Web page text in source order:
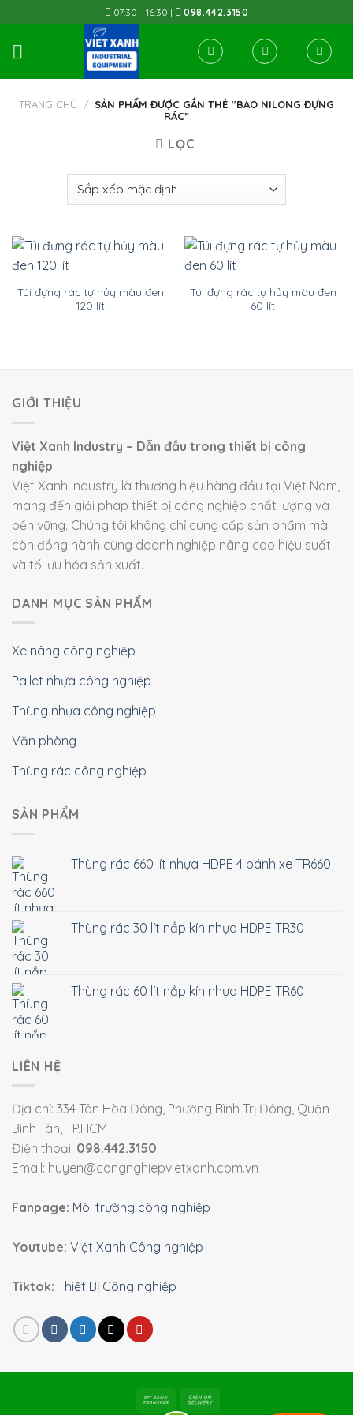
to
content
07:30 - 16:30 | 098.442.3150
TRANG CHỦ / SẢN PHẨM ĐƯỢC GẮN THẺ “BAO NILONG ĐỰNG
RÁC”
LỌC
Túi đựng rác tự hủy màu đen
120 lít
Túi đựng rác tự hủy màu đen
60 lít
GIỚI THIỆU
Việt Xanh Industry – Dẫn đầu trong thiết bị công
nghiệp
Việt Xanh Industry là thương hiệu hàng đầu tại Việt Nam,
mang đến giải pháp thiết bị công nghiệp chất lượng và
bền vững. Chúng tôi không chỉ cung cấp sản phẩm mà
còn đồng hành cùng doanh nghiệp nâng cao hiệu suất
và tối ưu hóa sản xuất.
DANH MỤC SẢN PHẨM
Xe nâng công nghiệp
Pallet nhựa công nghiệp
Thùng nhựa công nghiệp
Văn phòng
Thùng rác công nghiệp
SẢN PHẨM
Thùng rác 660 lít nhựa HDPE 4 bánh xe TR660
Thùng rác 30 lít nắp kín nhựa HDPE TR30
Thùng rác 60 lít nắp kín nhựa HDPE TR60
LIÊN HỆ
Địa chỉ: 334 Tân Hòa Đông, Phường Bình Trị Đông, Quận
Bình Tân, TP.HCM
Điện thoại: 098.442.3150
Email: huyen@congnghiepvietxanh.com.vn
Fanpage: Môi trường công nghiệp
Youtube: Việt Xanh Công nghiệp
Tiktok: Thiết Bị Công nghiệp